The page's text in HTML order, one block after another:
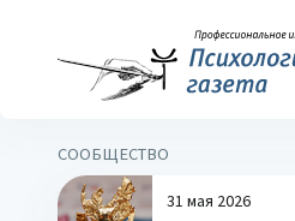
СООБЩЕСТВО
31 мая 2026